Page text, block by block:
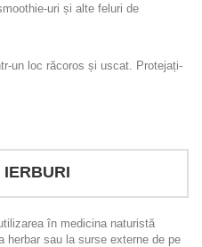
uri și alte feluri de
un loc răcoros și uscat. Protejați-
IERBURI
în medicina naturistă
herbar sau la surse externe de pe